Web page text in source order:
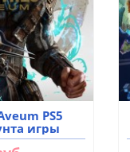
PS5
игры